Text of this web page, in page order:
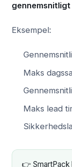
Eksempel:
Maks
Maks lead
👉 SmartPack